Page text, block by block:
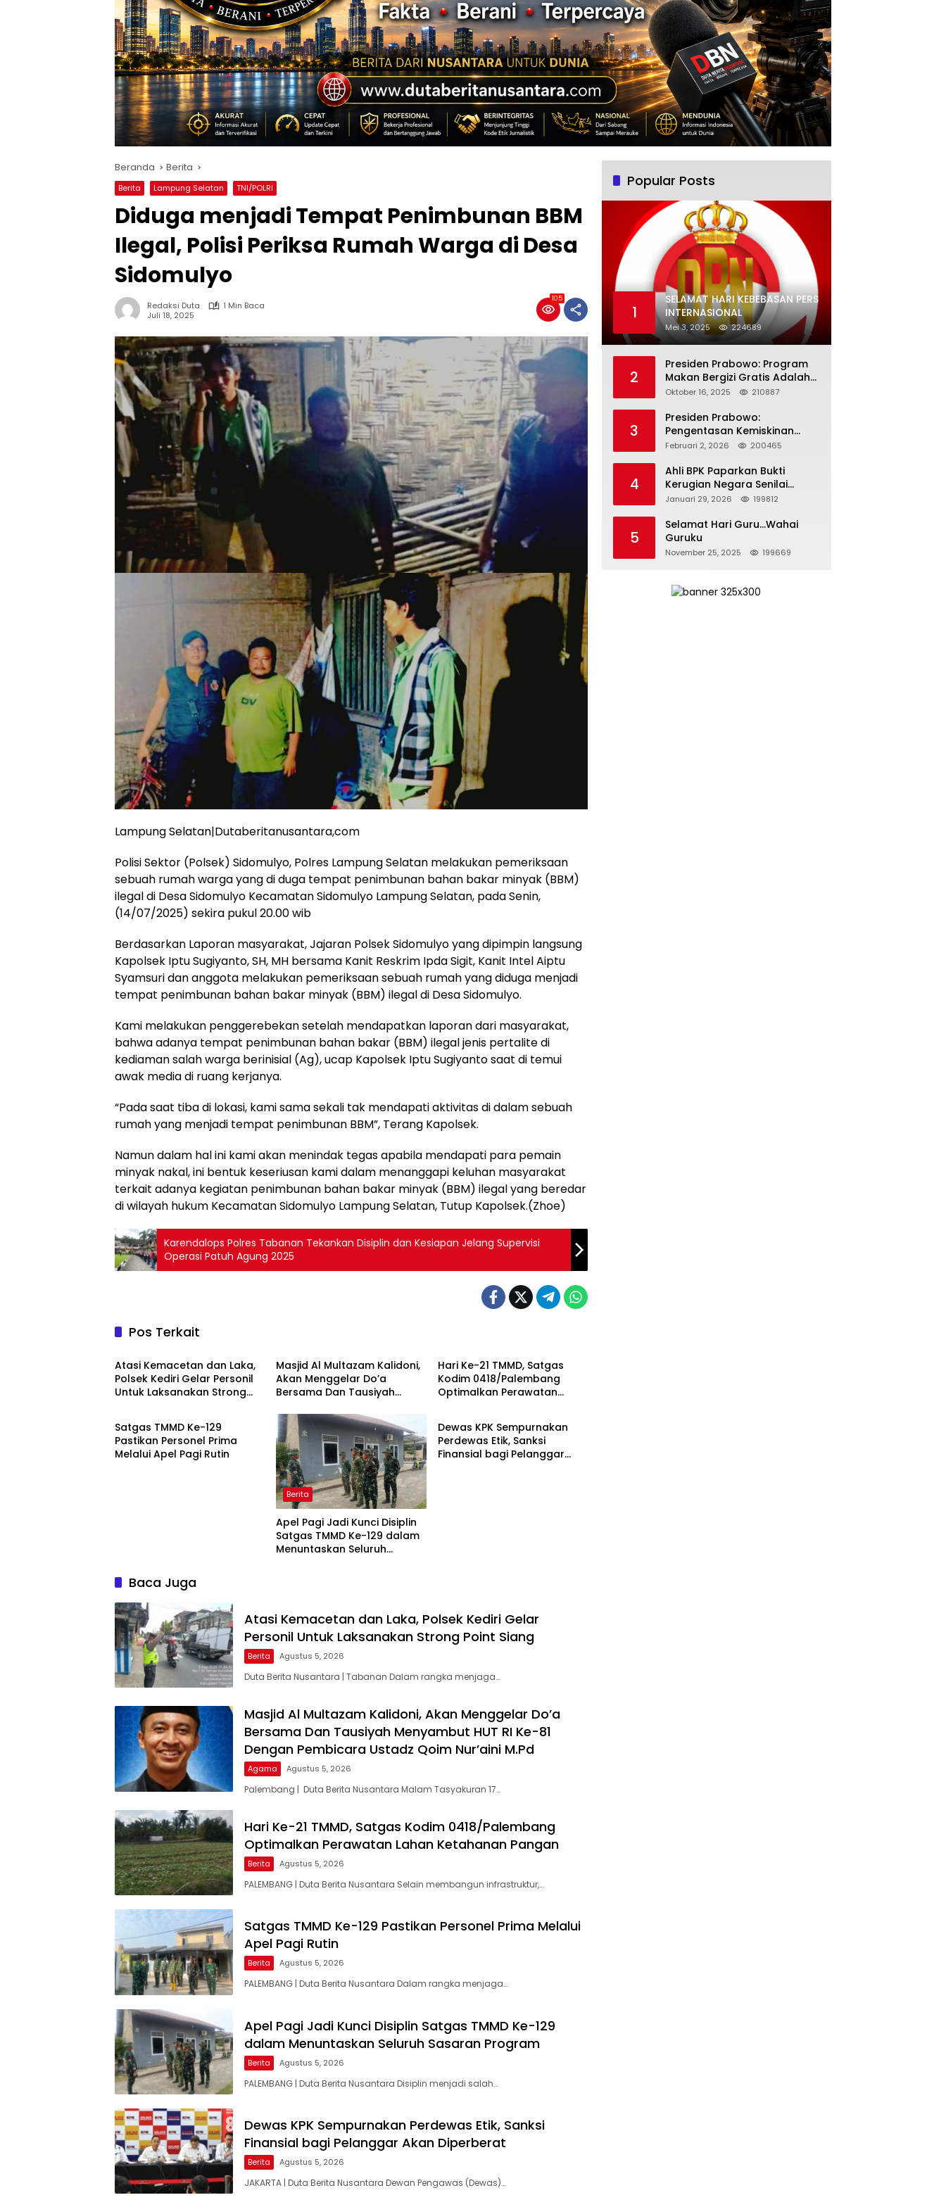
Beranda Berita
Berita Lampung Selatan TNI/POLRI
Diduga menjadi Tempat Penimbunan BBM
Ilegal, Polisi Periksa Rumah Warga di Desa
Sidomulyo
Redaksi Duta
1 Min Baca
Juli 18, 2025
105
Lampung Selatan|Dutaberitanusantara,com
Polisi Sektor (Polsek) Sidomulyo, Polres Lampung Selatan melakukan pemeriksaan
sebuah rumah warga yang di duga tempat penimbunan bahan bakar minyak (BBM)
ilegal di Desa Sidomulyo Kecamatan Sidomulyo Lampung Selatan, pada Senin,
(14/07/2025) sekira pukul 20.00 wib
Berdasarkan Laporan masyarakat, Jajaran Polsek Sidomulyo yang dipimpin langsung
Kapolsek Iptu Sugiyanto, SH, MH bersama Kanit Reskrim Ipda Sigit, Kanit Intel Aiptu
Syamsuri dan anggota melakukan pemeriksaan sebuah rumah yang diduga menjadi
tempat penimbunan bahan bakar minyak (BBM) ilegal di Desa Sidomulyo.
Kami melakukan penggerebekan setelah mendapatkan laporan dari masyarakat,
bahwa adanya tempat penimbunan bahan bakar (BBM) ilegal jenis pertalite di
kediaman salah warga berinisial (Ag), ucap Kapolsek Iptu Sugiyanto saat di temui
awak media di ruang kerjanya.
“Pada saat tiba di lokasi, kami sama sekali tak mendapati aktivitas di dalam sebuah
rumah yang menjadi tempat penimbunan BBM”, Terang Kapolsek.
Namun dalam hal ini kami akan menindak tegas apabila mendapati para pemain
minyak nakal, ini bentuk keseriusan kami dalam menanggapi keluhan masyarakat
terkait adanya kegiatan penimbunan bahan bakar minyak (BBM) ilegal yang beredar
di wilayah hukum Kecamatan Sidomulyo Lampung Selatan, Tutup Kapolsek.(Zhoe)
Karendalops Polres Tabanan Tekankan Disiplin dan Kesiapan Jelang Supervisi
Operasi Patuh Agung 2025
Pos Terkait
Berita
Atasi Kemacetan dan Laka,
Polsek Kediri Gelar Personil
Untuk Laksanakan Strong
Masjid Al Multazam Kalidoni,
Akan Menggelar Do’a
Bersama Dan Tausiyah
Dengan Pembicara Ustadz
Qoim Nur’aini M.Pd
Hari Ke-21 TMMD, Satgas
Kodim 0418/Palembang
Optimalkan Perawatan
Berita
Satgas TMMD Ke-129
Pastikan Personel Prima
Melalui Apel Pagi Rutin
Berita
Apel Pagi Jadi Kunci Disiplin
Satgas TMMD Ke-129 dalam
Menuntaskan Seluruh
Berita
Dewas KPK Sempurnakan
Perdewas Etik, Sanksi
Finansial bagi Pelanggar
Baca Juga
Atasi Kemacetan dan Laka, Polsek Kediri Gelar
Personil Untuk Laksanakan Strong Point Siang
Berita Agustus 5, 2026
Duta Berita Nusantara | Tabanan Dalam rangka menjaga…
Masjid Al Multazam Kalidoni, Akan Menggelar Do’a
Bersama Dan Tausiyah Menyambut HUT RI Ke-81
Dengan Pembicara Ustadz Qoim Nur’aini M.Pd
Agama Agustus 5, 2026
Palembang | Duta Berita Nusantara Malam Tasyakuran 17…
Hari Ke-21 TMMD, Satgas Kodim 0418/Palembang
Optimalkan Perawatan Lahan Ketahanan Pangan
Berita Agustus 5, 2026
PALEMBANG | Duta Berita Nusantara Selain membangun infrastruktur,…
Satgas TMMD Ke-129 Pastikan Personel Prima Melalui
Apel Pagi Rutin
Berita Agustus 5, 2026
PALEMBANG | Duta Berita Nusantara Dalam rangka menjaga…
Apel Pagi Jadi Kunci Disiplin Satgas TMMD Ke-129
dalam Menuntaskan Seluruh Sasaran Program
Berita Agustus 5, 2026
PALEMBANG | Duta Berita Nusantara Disiplin menjadi salah…
Dewas KPK Sempurnakan Perdewas Etik, Sanksi
Finansial bagi Pelanggar Akan Diperberat
Berita Agustus 5, 2026
JAKARTA | Duta Berita Nusantara Dewan Pengawas (Dewas)…
Popular Posts
1
SELAMAT HARI KEBEBASAN PERS
INTERNASIONAL
Mei 3, 2025 224689
2
Presiden Prabowo: Program
Makan Bergizi Gratis Adalah
Investasi untuk Masa Depan
Oktober 16, 2025 210887
3
Presiden Prabowo:
Pengentasan Kemiskinan
Butuh Persatuan dan
Bertanggung Jawab
Februari 2, 2026 200465
4
Ahli BPK Paparkan Bukti
Kerugian Negara Senilai
Rp285 Triliun dalam
Pertamina
Januari 29, 2026 199812
5
Selamat Hari Guru…Wahai
Guruku
November 25, 2025 199669